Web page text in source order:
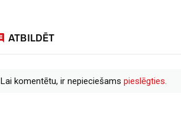
ATBILDĒT
Lai komentētu, ir nepieciešams pieslēgties.